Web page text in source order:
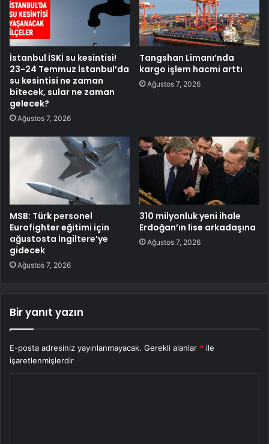
İstanbul İSKİ su kesintisi!
23-24 Temmuz İstanbul’da
su kesintisi ne zaman
bitecek, sular ne zaman
gelecek?
Ağustos 7, 2026
Tangshan Limanı’nda
kargo işlem hacmi arttı
Ağustos 7, 2026
MSB: Türk personel
Eurofighter eğitimi için
ağustosta İngiltere’ye
gidecek
Ağustos 7, 2026
310 milyonluk yeni ihale
Erdoğan’ın lise arkadaşına
Ağustos 7, 2026
Bir yanıt yazın
E-posta adresiniz yayınlanmayacak. Gerekli alanlar * ile
işaretlenmişlerdir